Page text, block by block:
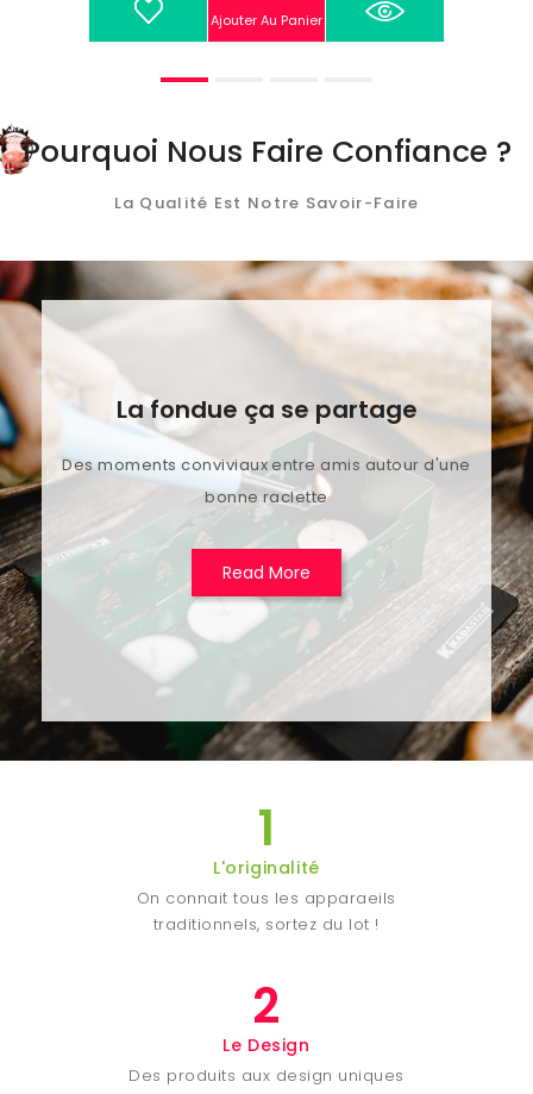
Ajouter Au Panier
Pourquoi Nous Faire Confiance ?
La Qualité Est Notre Savoir-Faire
La fondue ça se partage
Des moments conviviaux entre amis autour d'une
bonne raclette
Read More
1
L'originalité
On connait tous les apparaeils
traditionnels, sortez du lot !
2
Le Design
Des produits aux design uniques